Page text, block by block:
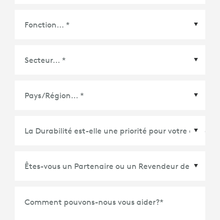
CARACTÉRISTIQUES TECHNIQUES
Alimentation et connectivité: Alimentation par l'iPad
Étui
Accès à tous les ports: Caméra, port pour connecteur
Pays/Région*
Comment pouvons-nous vous aider?*